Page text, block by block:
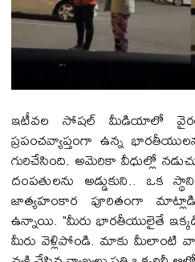
ఇటీవల సోషల్ మీడియాలో
ప్రపంచవ్యాప్తంగా ఉన్న
గురిచేసింది. అమెరికా వీధుల్లో
దంపతులను అడ్డుకుని.. ఒక
జాత్యహంకార పూరితంగా
ఉన్నాయి. "మీరు భారతీయులైతే
మీరు వెళ్లిపోండి. మాకు మీలాంటి